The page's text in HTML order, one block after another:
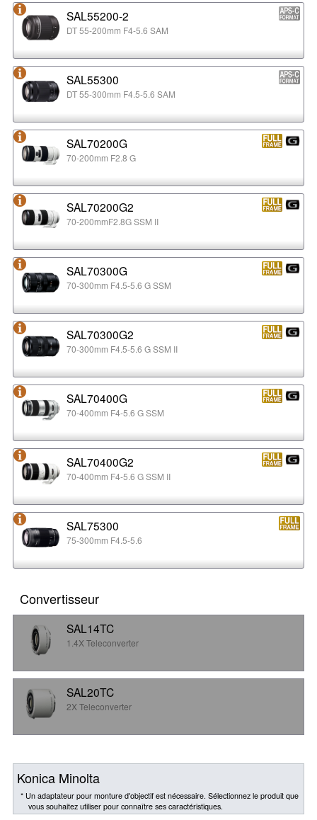
SAL55200-2
DT 55-200mm F4-5.6 SAM
SAL55300
DT 55-300mm F4.5-5.6 SAM
SAL70200G
70-200mm F2.8 G
SAL70200G2
70-200mmF2.8G SSM II
SAL70300G
70-300mm F4.5-5.6 G SSM
SAL70300G2
70-300mm F4.5-5.6 G SSM II
SAL70400G
70-400mm F4-5.6 G SSM
SAL70400G2
70-400mm F4-5.6 G SSM II
SAL75300
75-300mm F4.5-5.6
Convertisseur
SAL14TC
1.4X Teleconverter
SAL20TC
2X Teleconverter
Konica Minolta
* Un adaptateur pour monture d'objectif est nécessaire. Sélectionnez le produit que
vous souhaitez utiliser pour connaître ses caractéristiques.